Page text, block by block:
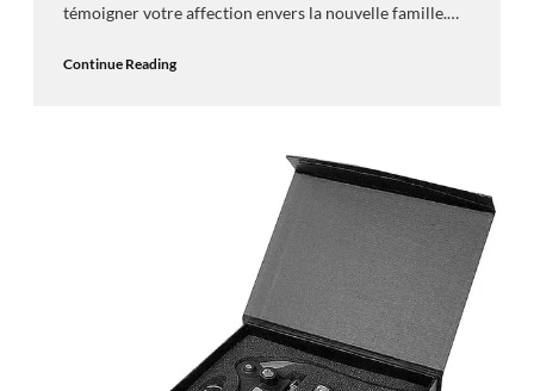
témoigner votre affection envers la nouvelle famille.…
Continue Reading